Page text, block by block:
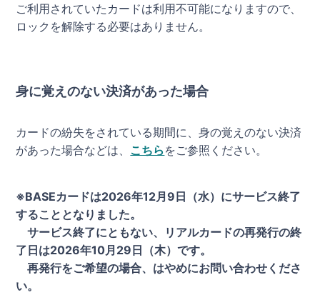
ご利用されていたカードは利用不可能になりますので、
ロックを解除する必要はありません。
身に覚えのない決済があった場合
カードの紛失をされている期間に、身の覚えのない決済
があった場合などは、 こちら をご参照ください。
※BASEカードは2026年12月9日（水）にサービス終了
することとなりました。
サービス終了にともない、リアルカードの再発行の終
了日は2026年10月29日（木）です。
再発行をご希望の場合、はやめにお問い合わせくださ
い。